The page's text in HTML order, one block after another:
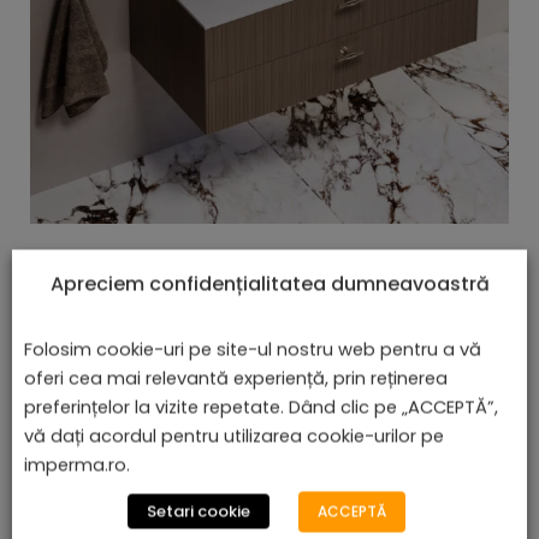
De la 610,08 lei
Afișez toate cele 4 rezultate
Apreciem confidențialitatea dumneavoastră
Folosim cookie-uri pe site-ul nostru web pentru a vă
oferi cea mai relevantă experiență, prin reținerea
preferințelor la vizite repetate. Dând clic pe „ACCEPTĂ”,
vă dați acordul pentru utilizarea cookie-urilor pe
imperma.ro.
Setari cookie ACCEPTĂ